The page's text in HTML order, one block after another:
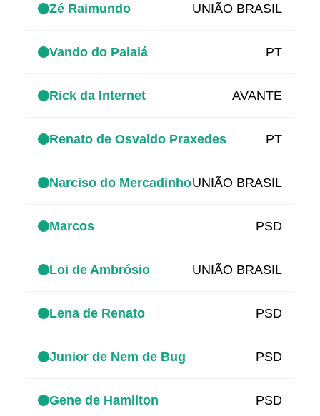
Zé Raimundo UNIÃO BRASIL
Vando do Paiaiá PT
Rick da Internet AVANTE
Renato de Osvaldo Praxedes PT
Narciso do MercadinhoUNIÃO BRASIL
Marcos PSD
Loi de Ambrósio UNIÃO BRASIL
Lena de Renato PSD
Junior de Nem de Bug PSD
Gene de Hamilton PSD